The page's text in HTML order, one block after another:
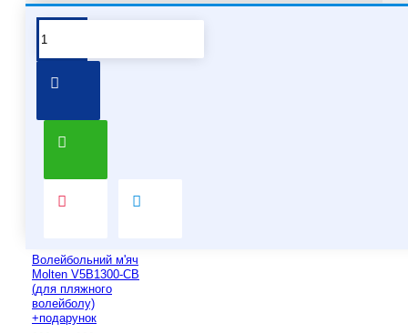
Волейбольний м'яч
Molten V5B1300-CB
(для пляжного
волейболу)
+подарунок